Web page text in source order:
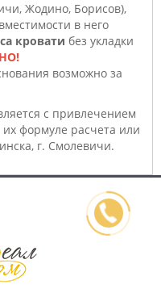
Жодино, Борисов),
в него
кровати без укладки
возможно за
с привлечением
формуле расчета или
г. Смолевичи.